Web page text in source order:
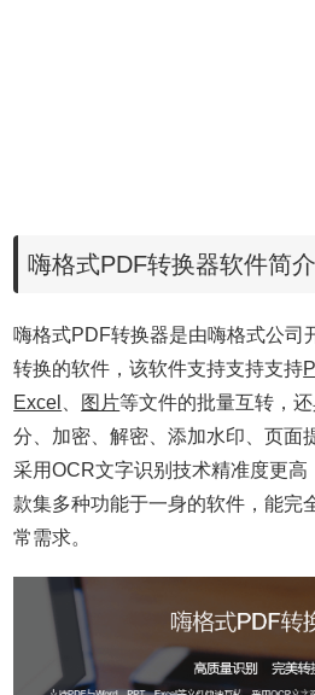
嗨格式PDF转换器软件简介
嗨格式PDF转换器是由嗨格式公司
转换的软件，该软件支持支持支持
Excel
图片等文件的批量互转，
分、加密、解密、添加水印、页面
采用OCR文字识别技术精准度更
款集多种功能于一身的软件，能完
常需求。